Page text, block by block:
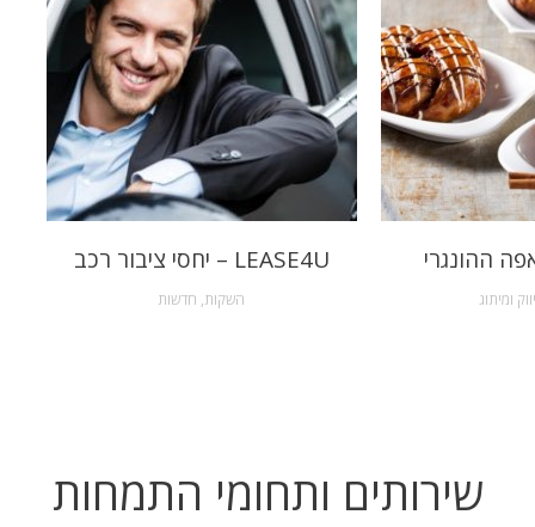
LEASE4U – יחסי ציבור רכב
השקות, חדשות
ההונגרי
ומיתוג
שירותים ותחומי התמחות